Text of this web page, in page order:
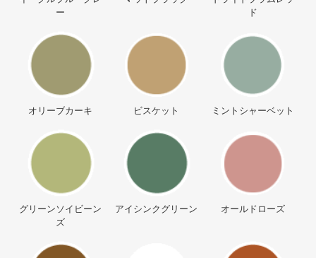
ー
ド
オリーブカーキ ビスケット ミントシャーベット
グリーンソイビーン
ズ
アイシンクグリーン オールドローズ